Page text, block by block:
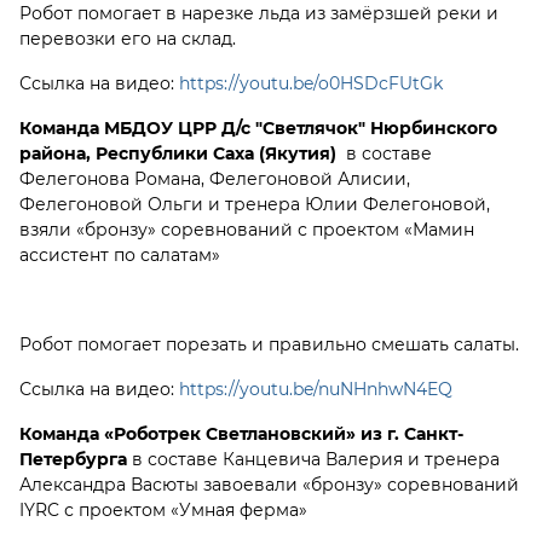
Робот помогает в нарезке льда из замёрзшей реки и
перевозки его на склад.
Ссылка на видео: https://youtu.be/o0HSDcFUtGk
Команда МБДОУ ЦРР Д/с "Светлячок" Нюрбинского
района, Республики Саха (Якутия) в составе
Фелегонова Романа, Фелегоновой Алисии,
Фелегоновой Ольги и тренера Юлии Фелегоновой,
взяли «бронзу» соревнований с проектом «Мамин
ассистент по салатам»
Робот помогает порезать и правильно смешать салаты.
Ссылка на видео: https://youtu.be/nuNHnhwN4EQ
Команда «Роботрек Светлановский» из г. Санкт-
Петербурга в составе Канцевича Валерия и тренера
Александра Васюты завоевали «бронзу» соревнований
IYRC с проектом «Умная ферма»